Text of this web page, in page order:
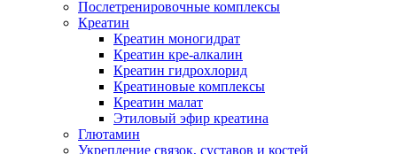
Послетренировочные комплексы
Креатин
Креатин моногидрат
Креатин кре-алкалин
Креатин гидрохлорид
Креатиновые комплексы
Креатин малат
Этиловый эфир креатина
Глютамин
Укрепление связок, суставов и костей